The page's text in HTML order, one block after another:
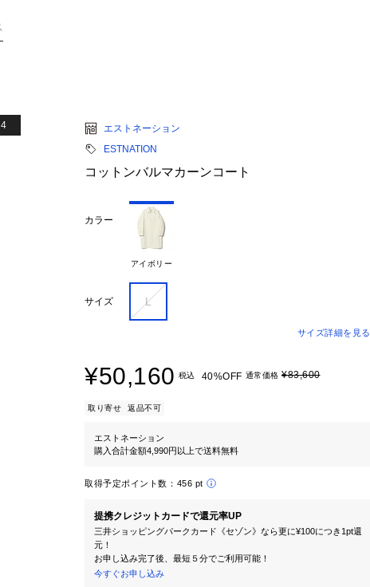
4
エストネーション
ESTNATION
コットンバルマカーンコート
カラー
アイボリー
サイズ L
サイズ詳細を見る
¥50,160 税込 40%OFF 通常価格 ¥83,600
取り寄せ 返品不可
エストネーション
購入合計金額4,990円以上で送料無料
取得予定ポイント数： 456 pt
提携クレジットカードで還元率UP
三井ショッピングパークカード《セゾン》なら更に¥100につき1pt還
元！
お申し込み完了後、最短５分でご利用可能！
今すぐお申し込み